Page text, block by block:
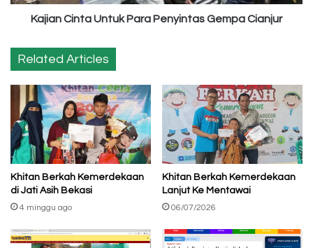
Kajian Cinta Untuk Para Penyintas Gempa Cianjur
Related Articles
Khitan Berkah Kemerdekaan
di Jati Asih Bekasi
4 minggu ago
Khitan Berkah Kemerdekaan
Lanjut Ke Mentawai
06/07/2026